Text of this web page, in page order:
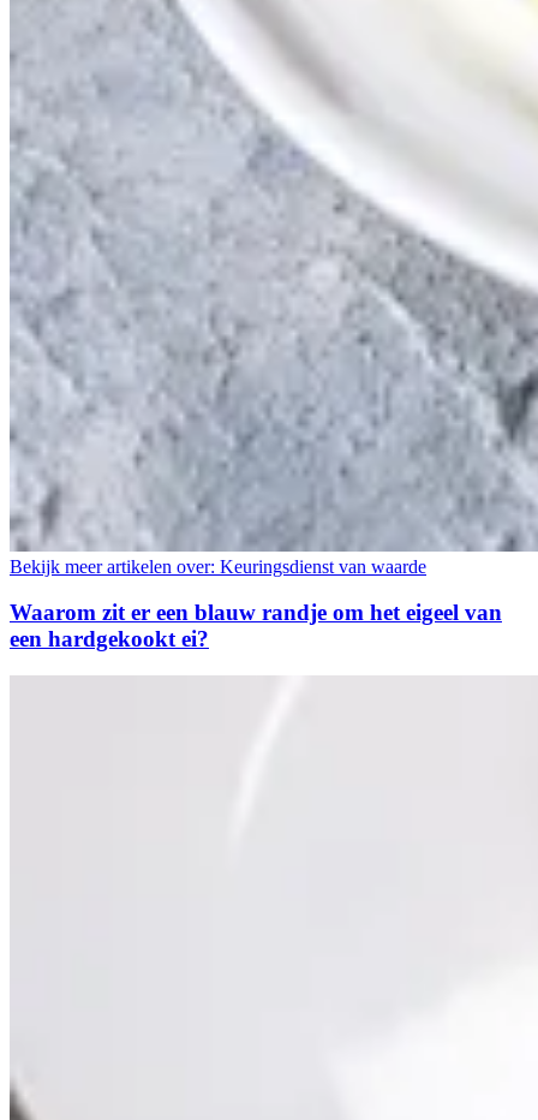
Bekijk meer artikelen over: Keuringsdienst van waarde
Waarom zit er een blauw randje om het eigeel van
een hardgekookt ei?